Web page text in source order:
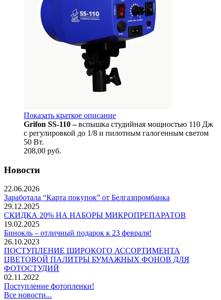
Показать краткое описание
Grifon SS-110 –вспышка студийная мощностью 110 Дж
с регулировкой до 1/8 и пилотным галогенным светом
50 Вт.
208,00 руб.
Новости
22.06.2026
Заработала “Карта покупок” от Белгазпромбанка
29.12.2025
СКИДКА 20% НА НАБОРЫ МИКРОПРЕПАРАТОВ
19.02.2025
Бинокль – отличный подарок к 23 февраля!
26.10.2023
ПОСТУПЛЕНИЕ ШИРОКОГО АССОРТИМЕНТА
ЦВЕТОВОЙ ПАЛИТРЫ БУМАЖНЫХ ФОНОВ ДЛЯ
ФОТОСТУДИЙ
02.11.2022
Поступление фотопленки!
Все новости...